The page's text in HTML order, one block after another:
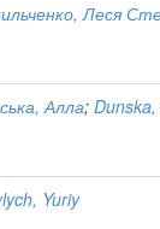
Леся
Алла;
Yuriy